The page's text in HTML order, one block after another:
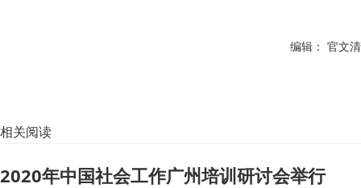
编辑： 官文清
相关阅读
2020年中国社会工作广州培训研讨会举行